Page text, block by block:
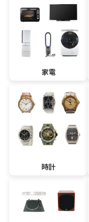
家電
時計